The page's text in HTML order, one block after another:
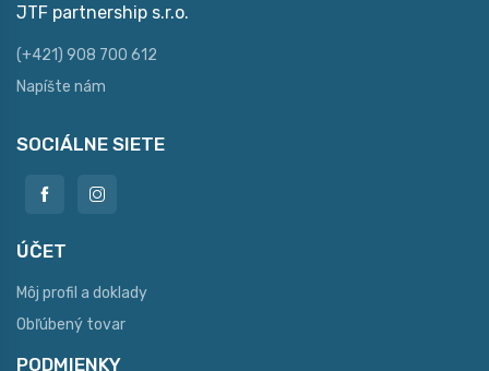
JTF partnership s.r.o.
(+421) 908 700 612
Napíšte nám
SOCIÁLNE SIETE
ÚČET
Môj profil a doklady
Obľúbený tovar
PODMIENKY